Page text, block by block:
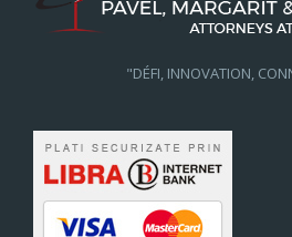
"DÉFI, INNOVATION,